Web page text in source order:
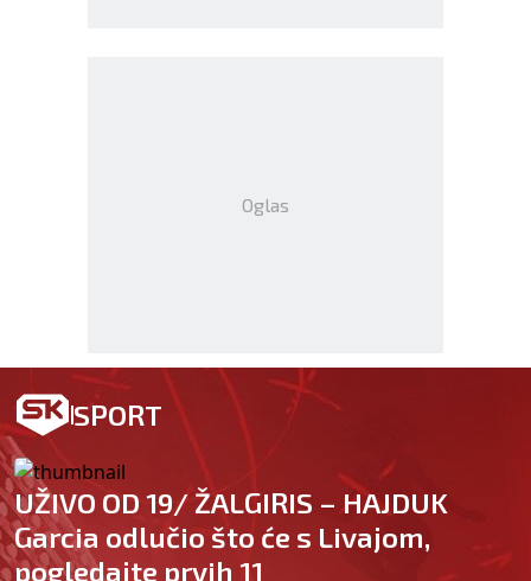
Oglas
SPORT
UŽIVO OD 19/ ŽALGIRIS – HAJDUK
Garcia odlučio što će s Livajom,
pogledajte prvih 11